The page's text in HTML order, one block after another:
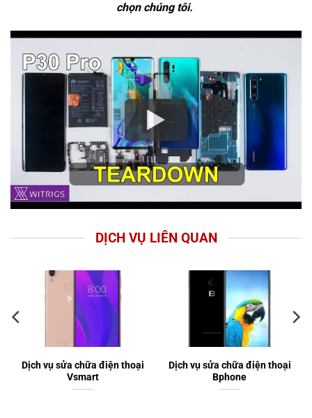
chọn chúng tôi.
DỊCH VỤ LIÊN QUAN
Dịch vụ sửa chữa điện thoại
Vsmart
Dịch vụ sửa chữa điện thoại
Bphone